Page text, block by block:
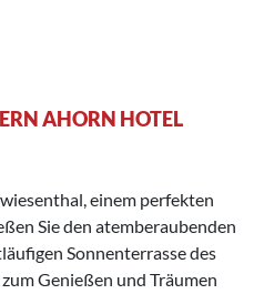
AHORN HOTEL
einem perfekten
Sie den atemberaubenden
Sonnenterrasse des
Genießen und Träumen